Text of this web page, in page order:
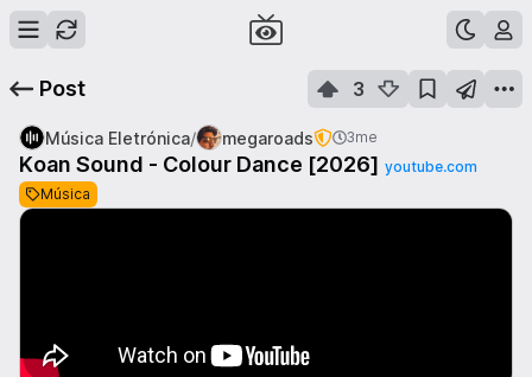
Post 3
Música Eletrónica/ megaroads 3me
Koan Sound - Colour Dance [2026] youtube.com
Música